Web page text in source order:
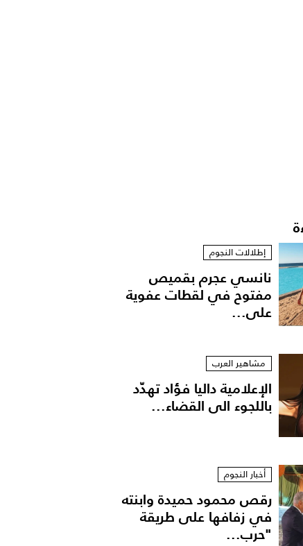
إطلالات النجوم
نانسي عجرم بقميص
مفتوح في لقطات عفوية
على...
مشاهير العرب
الإعلامية داليا فؤاد تهدّد
باللجوء الى القضاء...
أخبار النجوم
رقص محمود حميدة وابنته
في زفافها على طريقة
"حرب...